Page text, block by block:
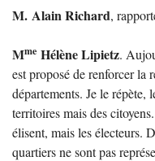
M. Alain Richard,
Mme Hélène Lipietz.
est proposé de renforcer la
départements. Je le répète,
territoires mais des
élisent, mais les électeurs.
quartiers ne sont pas